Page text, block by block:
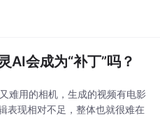
景，而是底层技术范式的统一
AI会成为“补丁”吗？
难用的相机，生成的视频有电影
表现相对不足，整体也就很难在